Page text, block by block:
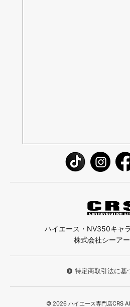
ハイエース・NV350キャ
株式会社シーア
特定商取引法に基
© 2026 ハイエース専門店CRS